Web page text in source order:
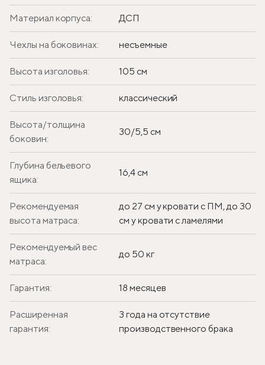
Материал корпуса: ДСП
Чехлы на боковинах: несъемные
Высота изголовья: 105 см
Стиль изголовья: классический
Высота/толщина
боковин:
30/5,5 см
Глубина бельевого
ящика:
16,4 см
Рекомендуемая
высота матраса:
до 27 см у кровати с ПМ, до 30
см у кровати с ламелями
Рекомендуемый вес
матраса:
до 50 кг
Гарантия: 18 месяцев
Расширенная
гарантия:
3 года на отсутствие
производственного брака